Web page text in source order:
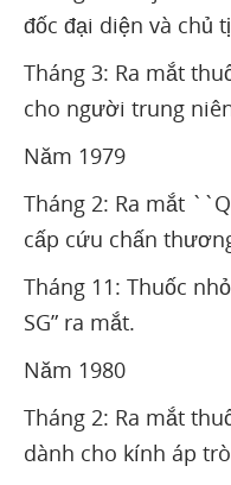
đốc đại diện và chủ
Tháng 3: Ra mắt
cho người trung
Năm 1979
Tháng 2: Ra mắt
cấp cứu chấn
Tháng 11: Thuốc
SG” ra mắt.
Năm 1980
Tháng 2: Ra mắt
dành cho kính áp